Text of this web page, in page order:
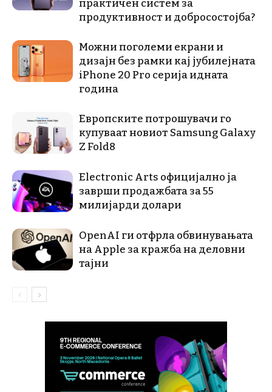
практичен систем за
продуктивност и добросостојба?
Можни поголеми екрани и
дизајн без рамки кај јубилејната
iPhone 20 Pro серија идната
година
Европските потрошувачи го
купуваат новиот Samsung Galaxy
Z Fold8
Electronic Arts официјално ја
заврши продажбата за 55
милијарди долари
OpenAI ги отфрла обвинувањата
на Apple за кражба на деловни
тајни